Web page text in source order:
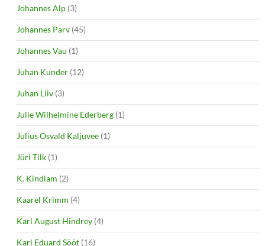
Johannes Alp (3)
Johannes Parv (45)
Johannes Vau (1)
Juhan Kunder (12)
Juhan Liiv (3)
Julie Wilhelmine Ederberg (1)
Julius Osvald Kaljuvee (1)
Jüri Tilk (1)
K. Kindlam (2)
Kaarel Krimm (4)
Karl August Hindrey (4)
Karl Eduard Sööt (16)